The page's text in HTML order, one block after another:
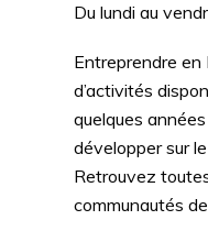
Du lundi au
Entreprendre
d’activités
quelques
développer sur
Retrouvez
communautés